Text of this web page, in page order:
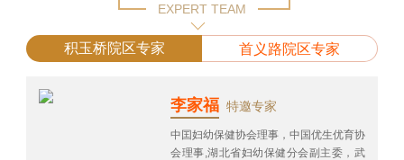
EXPERT TEAM
积玉桥院区专家 首义路院区专家
李家福 特邀专家
中囯妇幼保健协会理事，中国优生优育协
会理事,湖北省妇幼保健分会副主委，武